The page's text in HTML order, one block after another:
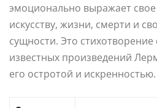
эмоционально выражает
искусству, жизни, смерти и
сущности. Это
известных произведений
его остротой и искренностью.